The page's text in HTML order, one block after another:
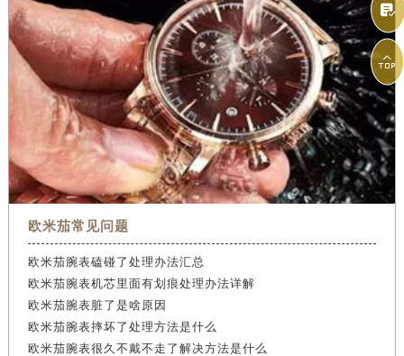
欧米茄常见问题
欧米茄腕表磕碰了处理办法汇总
欧米茄腕表机芯里面有划痕处理办法详解
欧米茄腕表脏了是啥原因
欧米茄腕表摔坏了处理方法是什么
欧米茄腕表很久不戴不走了解决方法是什么

